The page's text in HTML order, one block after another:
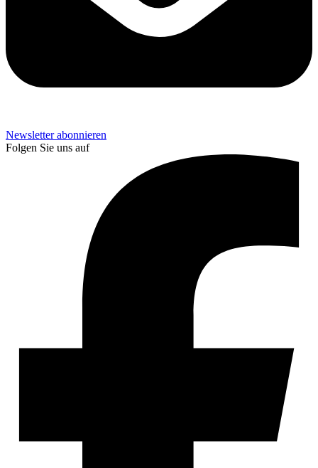
Newsletter abonnieren
Folgen Sie uns auf